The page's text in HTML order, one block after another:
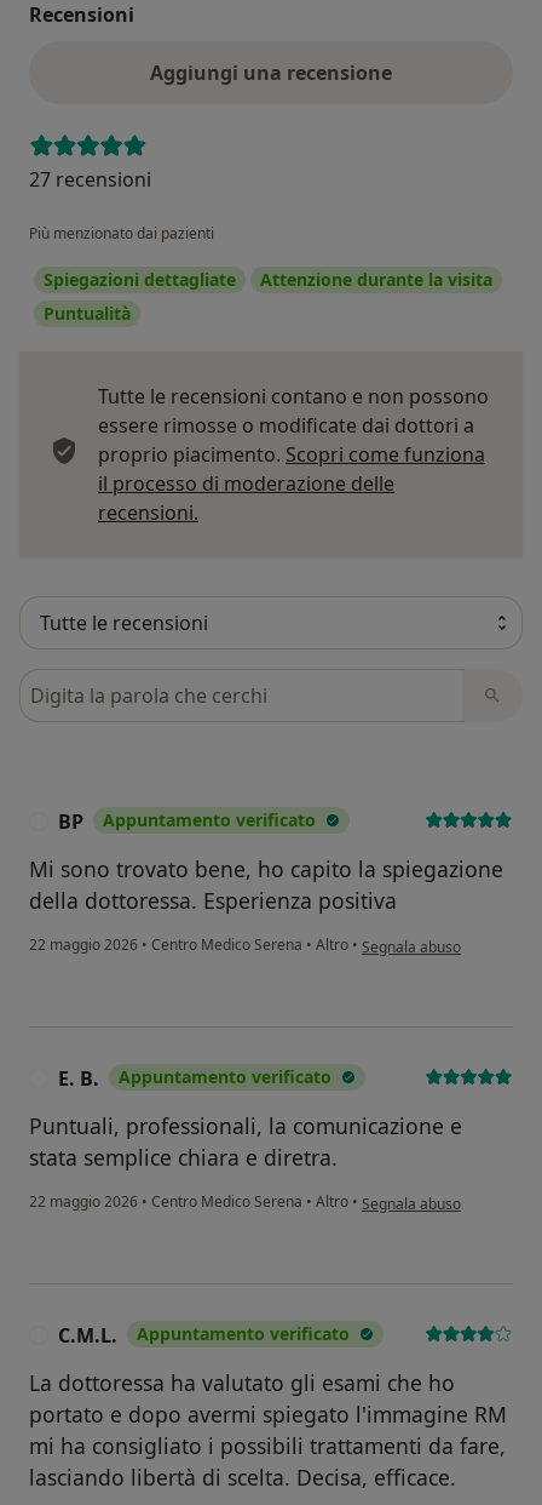
Recensioni
Aggiungi una recensione
27 recensioni
Più menzionato dai pazienti
Spiegazioni dettagliate
Attenzione durante la visita
Puntualità
Tutte le recensioni contano e non possono
essere rimosse o modificate dai dottori a
proprio piacimento. Scopri come funziona
il processo di moderazione delle
recensioni.
Cerca nelle recensioni
BP Appuntamento verificato
Mi sono trovato bene, ho capito la spiegazione
della dottoressa. Esperienza positiva
22 maggio 2026 • Centro Medico Serena • Altro • secondo l'opinione
Segnala abuso
E. B. Appuntamento verificato
Puntuali, professionali, la comunicazione e
stata semplice chiara e diretra.
22 maggio 2026 • Centro Medico Serena • Altro • secondo l'opinione
Segnala abuso
C.M.L. Appuntamento verificato
La dottoressa ha valutato gli esami che ho
portato e dopo avermi spiegato l'immagine RM
mi ha consigliato i possibili trattamenti da fare,
lasciando libertà di scelta. Decisa, efficace.